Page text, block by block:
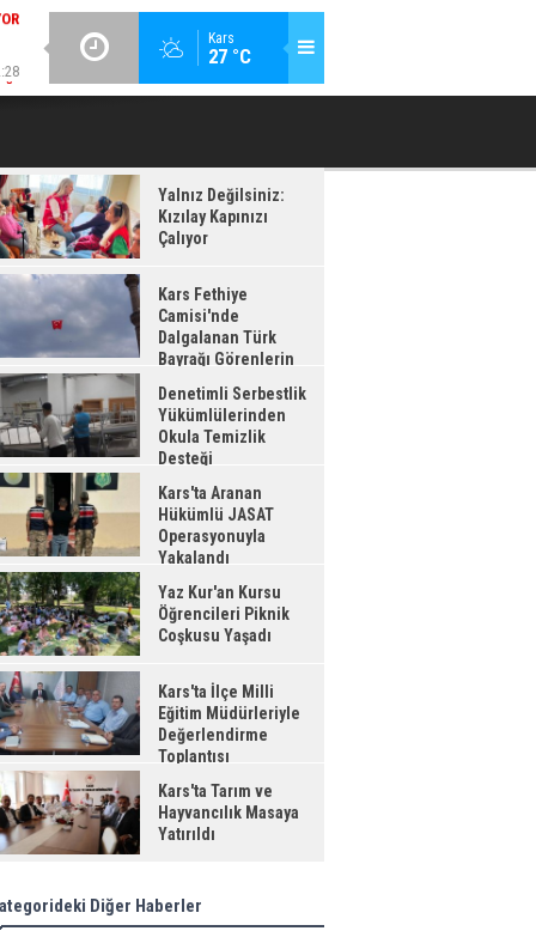
Kars
27 °C
DENETIMLI SERBESTLIK YÜKÜMLÜLERINDEN OKULA TEMIZLIK
Yalnız Değilsiniz:
Kızılay Kapınızı
Çalıyor
Kars Fethiye
Camisi'nde
Dalgalanan Türk
Bayrağı Görenlerin
Topladı
Denetimli Serbestlik
Yükümlülerinden
Okula Temizlik
Desteği
Kars'ta Aranan
Hükümlü JASAT
Operasyonuyla
Yakalandı
Yaz Kur'an Kursu
Öğrencileri Piknik
Coşkusu Yaşadı
Kars'ta İlçe Milli
Eğitim Müdürleriyle
Değerlendirme
Toplantısı
Kars'ta Tarım ve
Hayvancılık Masaya
Yatırıldı
Diğer Haberler